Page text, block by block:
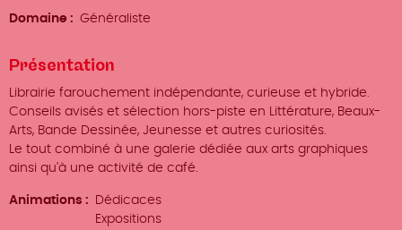
Domaine Généraliste
Présentation
Librairie farouchement indépendante, curieuse et hybride.
Conseils avisés et sélection hors-piste en Littérature, Beaux-
Arts, Bande Dessinée, Jeunesse et autres curiosités.
Le tout combiné à une galerie dédiée aux arts graphiques
ainsi qu'à une activité de café.
Animations
Dédicaces
Expositions